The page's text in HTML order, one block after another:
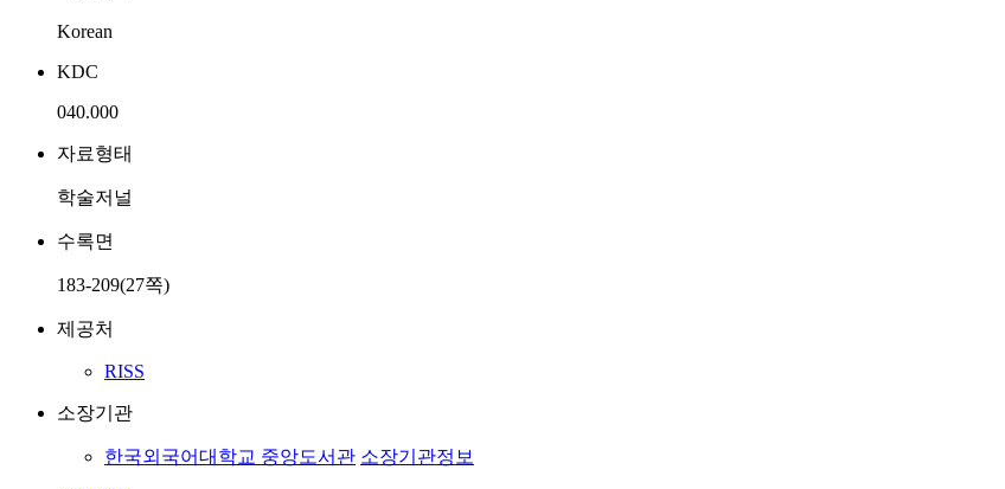
Korean
KDC
040.000
자료형태
학술저널
수록면
183-209(27쪽)
제공처
RISS
소장기관
한국외국어대학교 중앙도서관 소장기관정보